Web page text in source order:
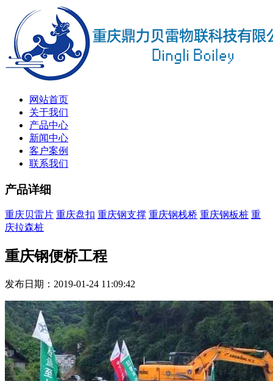
网站首页
关于我们
产品中心
新闻中心
客户案例
联系我们
产品详细
重庆贝雷片 重庆盘扣 重庆钢支撑 重庆钢栈桥 重庆钢板桩 重
庆拉森桩
重庆钢便桥工程
发布日期：2019-01-24 11:09:42